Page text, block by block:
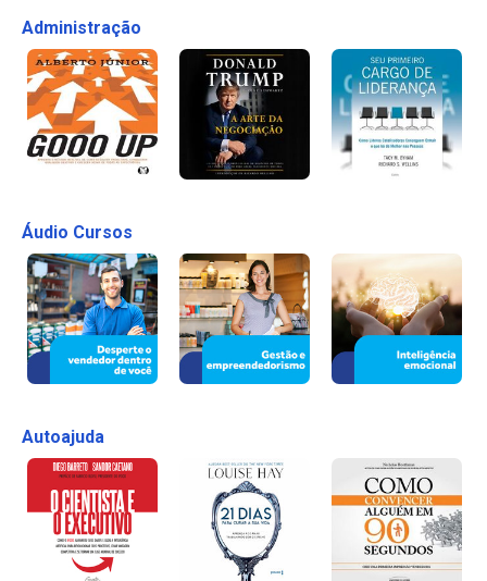
Administração
Áudio Cursos
Autoajuda